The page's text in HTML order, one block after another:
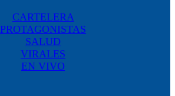
CARTELERA
PROTAGONISTAS
SALUD
VIRALES
EN VIVO